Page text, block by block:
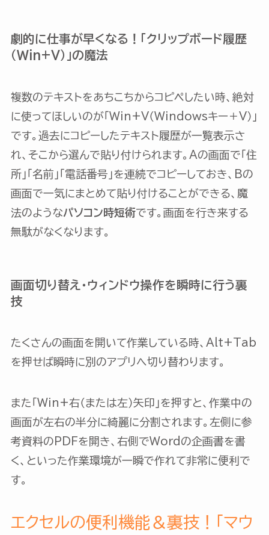
劇的に仕事が早くなる！「クリップボード履歴
（Win+V）」の魔法
複数のテキストをあちこちからコピペしたい時、絶対
に使ってほしいのが「Win+V（Windowsキー＋V）」
です。過去にコピーしたテキスト履歴が一覧表示さ
れ、そこから選んで貼り付けられます。Aの画面で「住
所」「名前」「電話番号」を連続でコピーしておき、Bの
画面で一気にまとめて貼り付けることができる、魔
法のようなパソコン時短術です。画面を行き来する
無駄がなくなります。
画面切り替え・ウィンドウ操作を瞬時に行う裏
技
たくさんの画面を開いて作業している時、Alt+Tab
を押せば瞬時に別のアプリへ切り替わります。
また「Win+右（または左）矢印」を押すと、作業中の
画面が左右の半分に綺麗に分割されます。左側に参
考資料のPDFを開き、右側でWordの企画書を書
く、といった作業環境が一瞬で作れて非常に便利で
す。
エクセルの便利機能＆裏技！「マウ